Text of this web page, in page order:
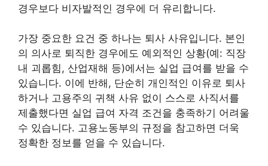
경우보다 비자발적인 경우에 더 유리합니다.
가장 중요한 요건 중 하나는 퇴사 사유입니다. 본인
의 의사로 퇴직한 경우에도 예외적인 상황(예: 직장
내 괴롭힘, 산업재해 등)에서는 실업 급여를 받을 수
있습니다. 이에 반해, 단순히 개인적인 이유로 퇴사
하거나 고용주의 귀책 사유 없이 스스로 사직서를
제출했다면 실업 급여 자격 조건을 충족하기 어려울
수 있습니다. 고용노동부의 규정을 참고하면 더욱
정확한 정보를 얻을 수 있습니다.